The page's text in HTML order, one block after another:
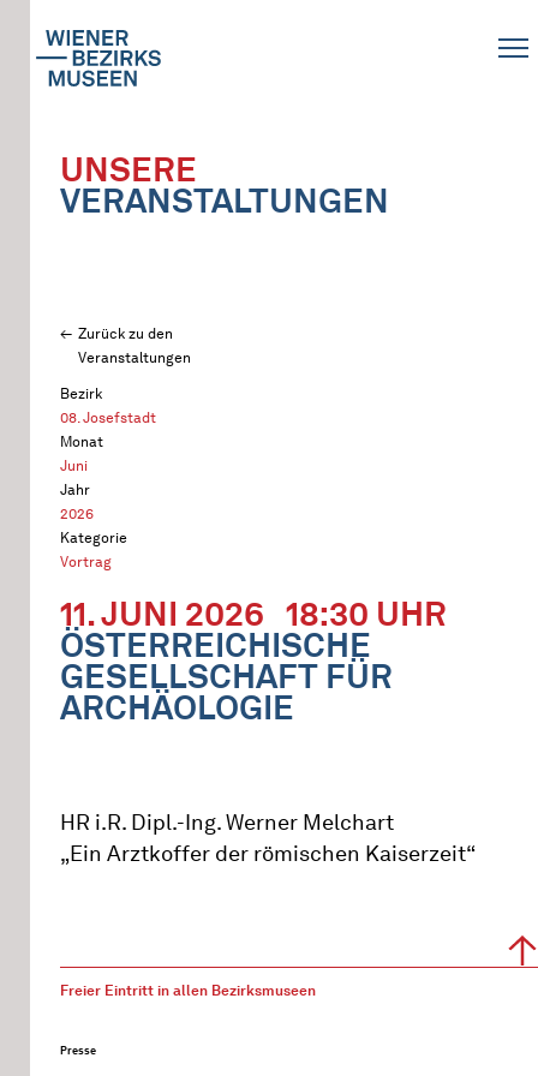
UNSERE
VERANSTALTUNGEN
Zurück zu den
Veranstaltungen
Bezirk
08. Josefstadt
Monat
Juni
Jahr
2026
Kategorie
Vortrag
11. JUNI 2026 18:30 UHR
ÖSTERREICHISCHE
GESELLSCHAFT FÜR
ARCHÄOLOGIE
HR i.R. Dipl.-Ing. Werner Melchart
„Ein Arztkoffer der römischen Kaiserzeit“
Freier Eintritt in allen Bezirksmuseen
Presse